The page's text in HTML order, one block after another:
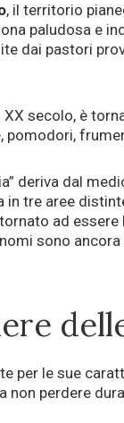
, il territorio
paludosa e
dai pastori
secolo, è
deriva dal
in tre aree
ad essere
sono
per le sue
non perdere